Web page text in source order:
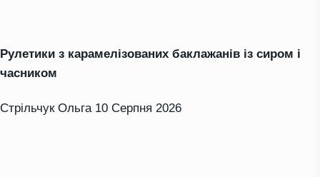
Рулетики з карамелізованих баклажанів із сиром і
часником
Стрільчук Ольга 10 Серпня 2026